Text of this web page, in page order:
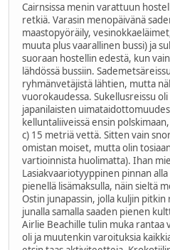
Cairnsissa menin varattuun
retkiä. Varasin menopäivänä
maastopyöräily,
muuta plus vaarallinen bussi) ja
suoraan hostellin edestä, kun
lähdössä bussiin.
ryhmänvetäjistä lähtien, mutta
vuorokaudessa. Sukellusreissu
japanilaisten
kelluntaliiveissä ensin
c) 15 metriä vettä. Sitten vain
omistan moiset, mutta olin
vartioinnista huolimatta). Ihan
Lasiakvaariotyyppinen pinnan
pienellä lisämaksulla, näin sieltä
Ostin junapassin, jolla kuljin pitkin
junalla samalla saaden pienen
Airlie Beachille tulin muka rantaa
oli ja muutenkin varoituksia